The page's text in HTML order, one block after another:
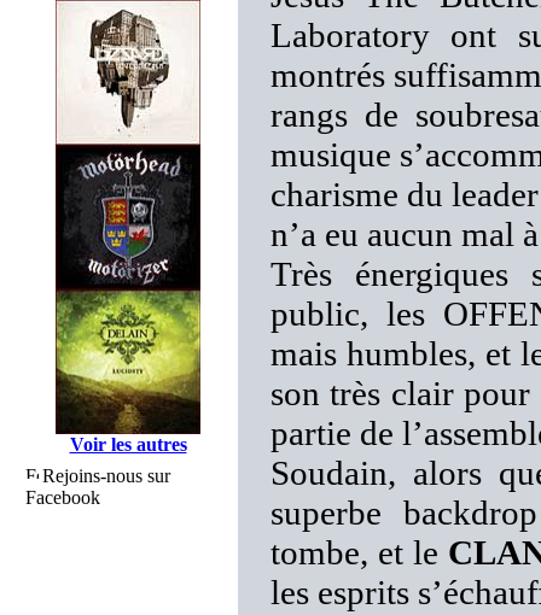
Voir les autres
Rejoins-nous sur
Facebook
Laboratory ont
montrés
rangs de
musique
charisme du
n’a eu aucun mal
Très énergiques
public, les
mais humbles, et
son très clair
partie de
Soudain, alors
superbe
tombe, et le
les esprits